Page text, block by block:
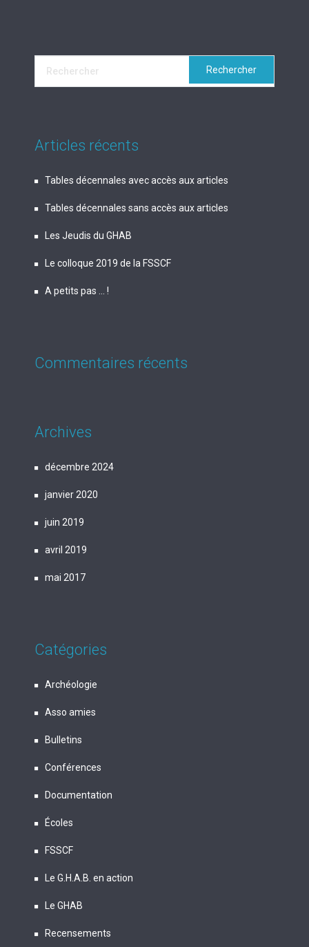
Articles récents
Tables décennales avec accès aux articles
Tables décennales sans accès aux articles
Les Jeudis du GHAB
Le colloque 2019 de la FSSCF
A petits pas … !
Commentaires récents
Archives
décembre 2024
janvier 2020
juin 2019
avril 2019
mai 2017
Catégories
Archéologie
Asso amies
Bulletins
Conférences
Documentation
Écoles
FSSCF
Le G.H.A.B. en action
Le GHAB
Recensements